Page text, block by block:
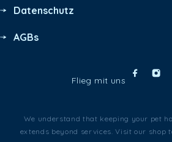
Datenschutz
AGBs
Flieg mit uns
We understand that keeping your pet
extends beyond services. Visit our shop